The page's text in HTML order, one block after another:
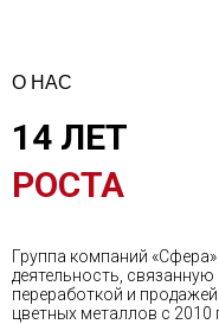
О НАС
РОСТА
14 ЛЕТ
Группа компаний
деятельность, связанную
переработкой и
цветных металлов с 2010